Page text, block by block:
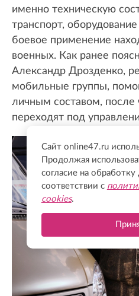
именно техническую
транспорт,
боевое применение
военных. Как ранее
Александр Дрозденко,
мобильные группы,
личным составом, после
переходят под
Сайт online47.ru
Продолжая
согласие на обработку
соответствии с
cookies.